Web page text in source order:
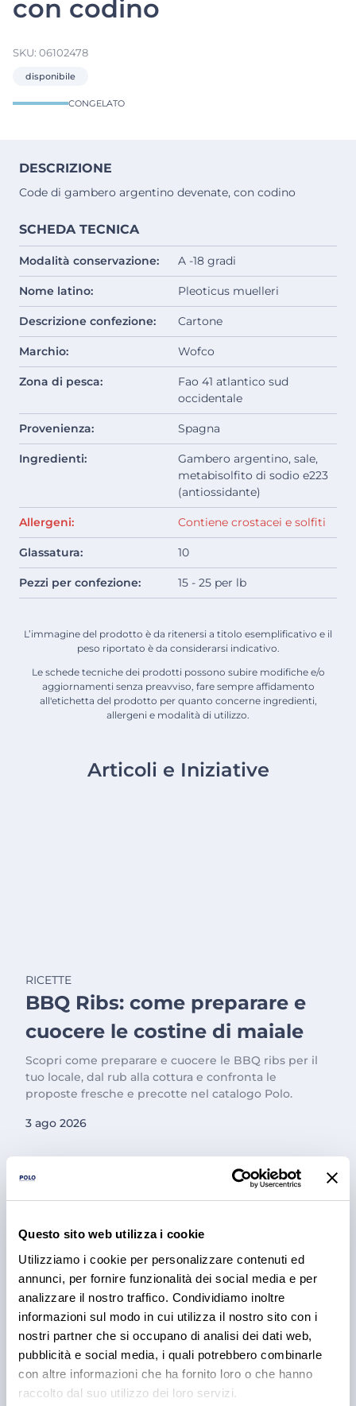
Questo sito web utilizza i cookie
Utilizziamo i cookie per personalizzare contenuti ed
annunci, per fornire funzionalità dei social media e per
analizzare il nostro traffico. Condividiamo inoltre
informazioni sul modo in cui utilizza il nostro sito con i
nostri partner che si occupano di analisi dei dati web,
pubblicità e social media, i quali potrebbero combinarle
con altre informazioni che ha fornito loro o che hanno
raccolto dal suo utilizzo dei loro servizi.
con codino
SKU: 06102478
disponibile
CONGELATO
DESCRIZIONE
Code di gambero argentino devenate, con codino
SCHEDA TECNICA
Modalità conservazione: A -18 gradi
Nome latino: Pleoticus muelleri
Descrizione confezione: Cartone
Marchio: Wofco
Zona di pesca:
Fao 41 atlantico sud
occidentale
Provenienza: Spagna
Ingredienti:
Gambero argentino, sale,
metabisolfito di sodio e223
(antiossidante)
Allergeni: Contiene crostacei e solfiti
Glassatura: 10
Pezzi per confezione: 15 - 25 per lb
L’immagine del prodotto è da ritenersi a titolo esemplificativo e il
peso riportato è da considerarsi indicativo.
Le schede tecniche dei prodotti possono subire modifiche e/o
aggiornamenti senza preavviso, fare sempre affidamento
all'etichetta del prodotto per quanto concerne ingredienti,
allergeni e modalità di utilizzo.
Articoli e Iniziative
RICETTE
BBQ Ribs: come preparare e
cuocere le costine di maiale
Scopri come preparare e cuocere le BBQ ribs per il
tuo locale, dal rub alla cottura e confronta le
proposte fresche e precotte nel catalogo Polo.
3 ago 2026
Cantina Valle Isarco:
responsabilità e amore per il